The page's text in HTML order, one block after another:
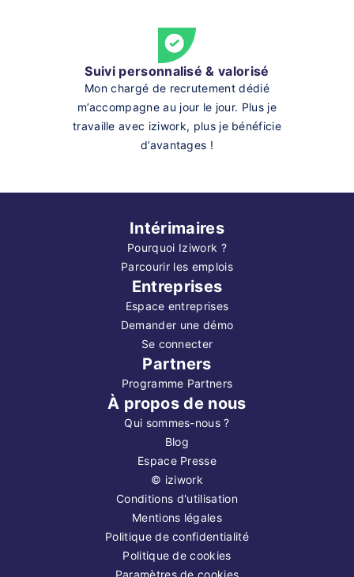
Suivi personnalisé & valorisé
Mon chargé de recrutement dédié
m’accompagne au jour le jour. Plus je
travaille avec iziwork, plus je bénéficie
d’avantages !
Intérimaires
Pourquoi Iziwork ?
Parcourir les emplois
Entreprises
Espace entreprises
Demander une démo
Se connecter
Partners
Programme Partners
À propos de nous
Qui sommes-nous ?
Blog
Espace Presse
© iziwork
Conditions d'utilisation
Mentions légales
Politique de confidentialité
Politique de cookies
Paramètres de cookies